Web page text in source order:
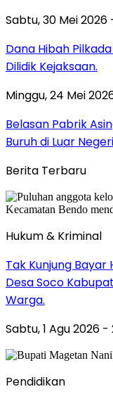
Sabtu, 30 Mei 2026
Dana Hibah
Dilidik Kejaksaan.
Minggu, 24 Mei
Belasan Pabrik
Buruh di Luar
Berita Terbaru
Hukum & Kriminal
Tak Kunjung
Desa Soco
Warga.
Sabtu, 1 Agu 2026 -
Pendidikan